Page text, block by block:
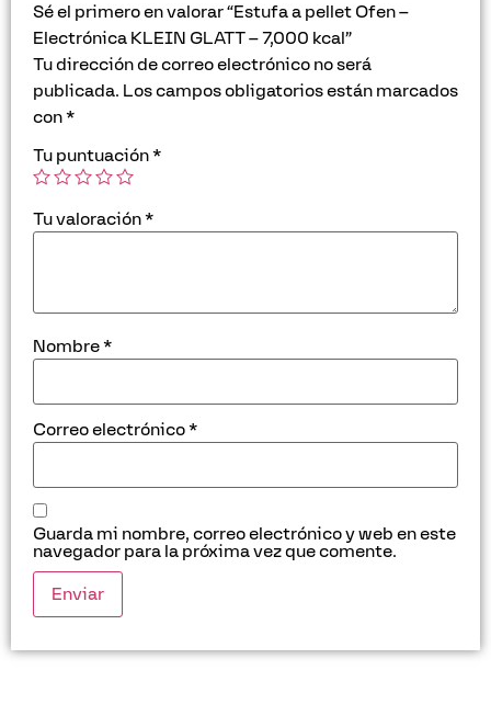
Sé el primero en valorar “Estufa a pellet Ofen –
Electrónica KLEIN GLATT – 7,000 kcal”
Tu dirección de correo electrónico no será
publicada. Los campos obligatorios están marcados
con*
Tu puntuación*
Tu valoración*
Nombre*
Correo electrónico*
Guarda mi nombre, correo electrónico y web en este
navegador para la próxima vez que comente.